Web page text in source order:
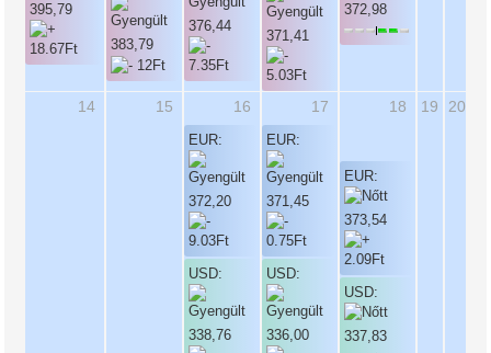
395,79
383,79
376,44
371,41
372,98
14 15 16
EUR:
372,20
USD:
338,76
17
EUR:
371,45
USD:
336,00
18
EUR:
373,54
USD:
337,83
19 20